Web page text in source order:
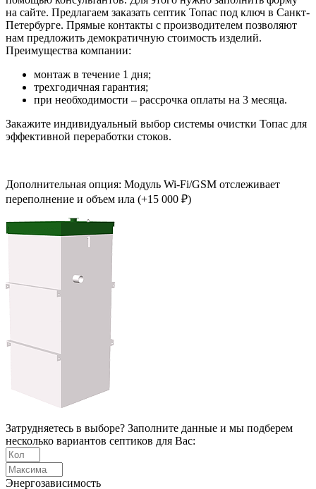
на сайте. Предлагаем заказать септик Топас под ключ в Санкт-
Петербурге. Прямые контакты с производителем позволяют
нам предложить демократичную стоимость изделий.
Преимущества компании:
монтаж в течение 1 дня;
трехгодичная гарантия;
при необходимости – рассрочка оплаты на 3 месяца.
Закажите индивидуальный выбор системы очистки Топас для
эффективной переработки стоков.
Дополнительная опция: Модуль Wi-Fi/GSM отслеживает
переполнение и объем ила (+15 000 ₽)
Затрудняетесь в выборе? Заполните данные и мы подберем
несколько вариантов септиков для Вас:
Энергозависимость